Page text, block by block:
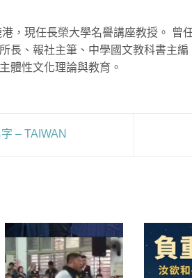
，現任長榮大學名譽講座教授。 曾
長、報社主筆、中學國文教科書主
體性文化理論與教育。
– TAIWAN